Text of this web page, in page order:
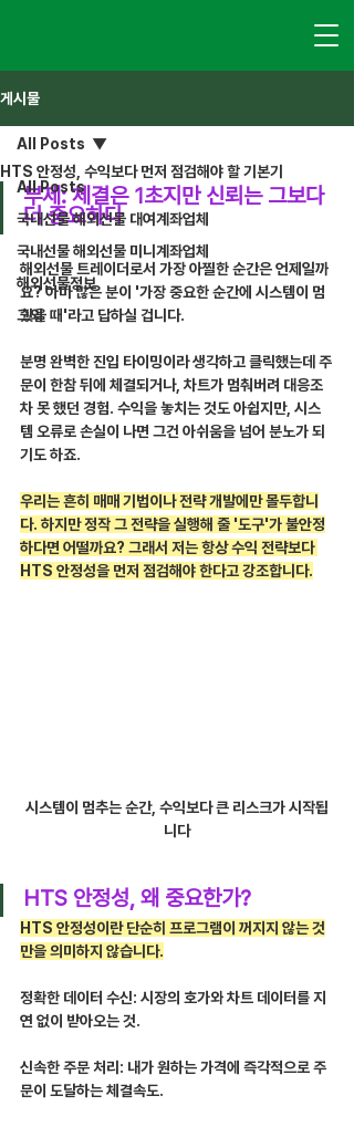
게시물
All Posts
국내선물 해외선물 대여계좌업체
국내선물 해외선물 미니계좌업체
해외선물정보
그외
All Posts
HTS 안정성, 수익보다 먼저 점검해야 할 기본기
부제: 체결은 1초지만 신뢰는 그보다
더 중요하다
해외선물 트레이더로서 가장 아찔한 순간은 언제일까
요? 아마 많은 분이 '가장 중요한 순간에 시스템이 멈
췄을 때'라고 답하실 겁니다.
분명 완벽한 진입 타이밍이라 생각하고 클릭했는데 주
문이 한참 뒤에 체결되거나, 차트가 멈춰버려 대응조
차 못 했던 경험. 수익을 놓치는 것도 아쉽지만, 시스
템 오류로 손실이 나면 그건 아쉬움을 넘어 분노가 되
기도 하죠.
우리는 흔히 매매 기법이나 전략 개발에만 몰두합니
다. 하지만 정작 그 전략을 실행해 줄 '도구'가 불안정
하다면 어떨까요? 그래서 저는 항상 수익 전략보다
HTS 안정성을 먼저 점검해야 한다고 강조합니다.
시스템이 멈추는 순간, 수익보다 큰 리스크가 시작됩
니다
HTS 안정성, 왜 중요한가?
HTS 안정성이란 단순히 프로그램이 꺼지지 않는 것
만을 의미하지 않습니다.
정확한 데이터 수신: 시장의 호가와 차트 데이터를 지
연 없이 받아오는 것.
신속한 주문 처리: 내가 원하는 가격에 즉각적으로 주
문이 도달하는 체결속도.